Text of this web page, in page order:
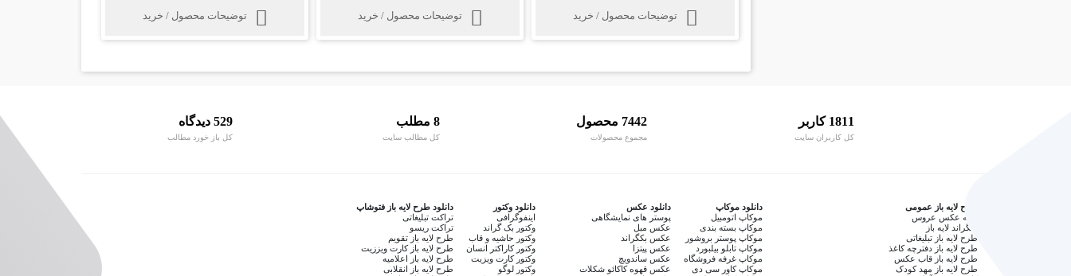
توضیحات محصول / خرید توضیحات محصول / خرید توضیحات محصول / خرید
1811 کاربر
کل کاربران سایت
7442 محصول
مجموع محصولات
8 مطلب
کل مطالب سایت
529 دیدگاه
کل باز خورد مطالب
طرح لایه باز عمومی
آتلیه عکس عروس
بکگراند لایه باز
طرح لایه باز تبلیغاتی
طرح لایه باز دفترچه کاغذ
طرح لایه باز قاب عکس
طرح لایه باز مهد کودک
دانلود موکاپ
موکاپ اتومبیل
موکاپ بسته بندی
موکاپ پوستر بروشور
موکاپ تابلو بیلبورد
موکاپ غرفه فروشگاه
موکاپ کاور سی دی
دانلود عکس
پوستر های نمایشگاهی
عکس مبل
عکس بکگراند
عکس پیتزا
عکس ساندویچ
عکس قهوه کاکائو شکلات
دانلود وکتور
اینفوگرافی
وکتور بک گراند
وکتور حاشیه و قاب
وکتور کاراکتر انسان
وکتور کارت ویزیت
وکتور لوگو
دانلود طرح لایه باز فتوشاپ
تراکت تبلیغاتی
تراکت ریسو
طرح لایه باز تقویم
طرح لایه باز کارت ویززیت
طرح لایه باز اعلامیه
طرح لایه باز انقلابی